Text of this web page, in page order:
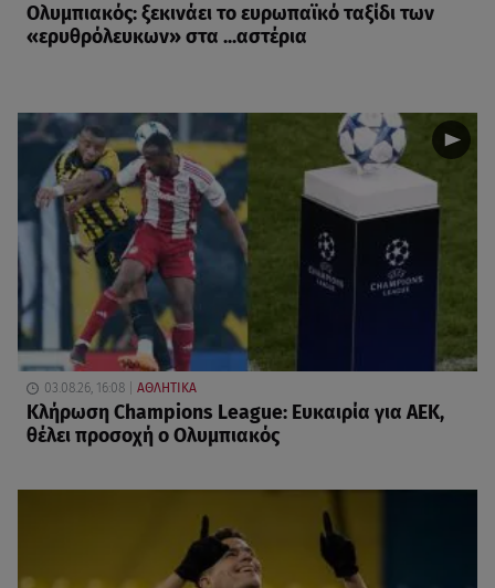
Ολυμπιακός: ξεκινάει το ευρωπαϊκό ταξίδι των
«ερυθρόλευκων» στα ...αστέρια
03.08.26, 16:08 ΑΘΛΗΤΙΚΑ
Κλήρωση Champions League: Ευκαιρία για ΑΕΚ,
θέλει προσοχή ο Ολυμπιακός